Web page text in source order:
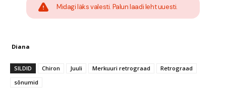
Midagi läks valesti. Palun laadi leht uuesti.
Diana
SILDID Chiron Juuli Merkuuri retrograad
Retrograad
sõnumid